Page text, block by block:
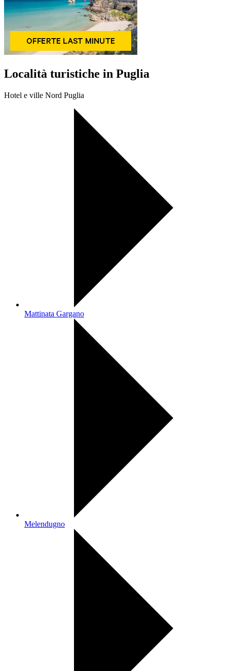
Località turistiche in Puglia
Hotel e ville Nord Puglia
Mattinata Gargano
Melendugno